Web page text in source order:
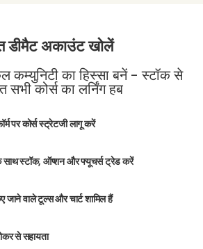
डीमैट अकाउंट खोलें
का हिस्सा बनें - स्टॉक से
सभी कोर्स का लर्निंग हब
पर कोर्स स्ट्रेटजी लागू करें
साथ स्टॉक, ऑप्शन और फ्यूचर्स ट्रेड करें
जाने वाले टूल्स और चार्ट शामिल हैं
से सहायता